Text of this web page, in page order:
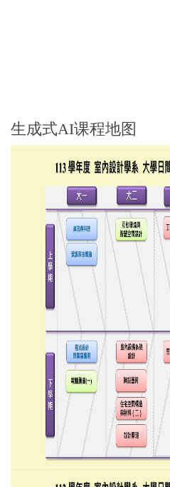
生成式AI课程地图